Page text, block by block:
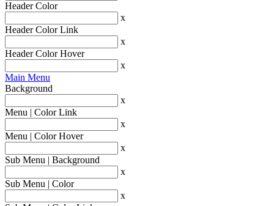
Header Color
x
Header Color Link
x
Header Color Hover
x
Main Menu
Background
x
Menu | Color Link
x
Menu | Color Hover
x
Sub Menu | Background
x
Sub Menu | Color
x